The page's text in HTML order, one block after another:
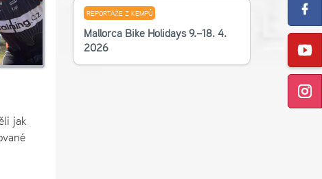
jak
REPORTÁŽE Z KEMPŮ
Mallorca Bike Holidays 9.–18. 4.
2026